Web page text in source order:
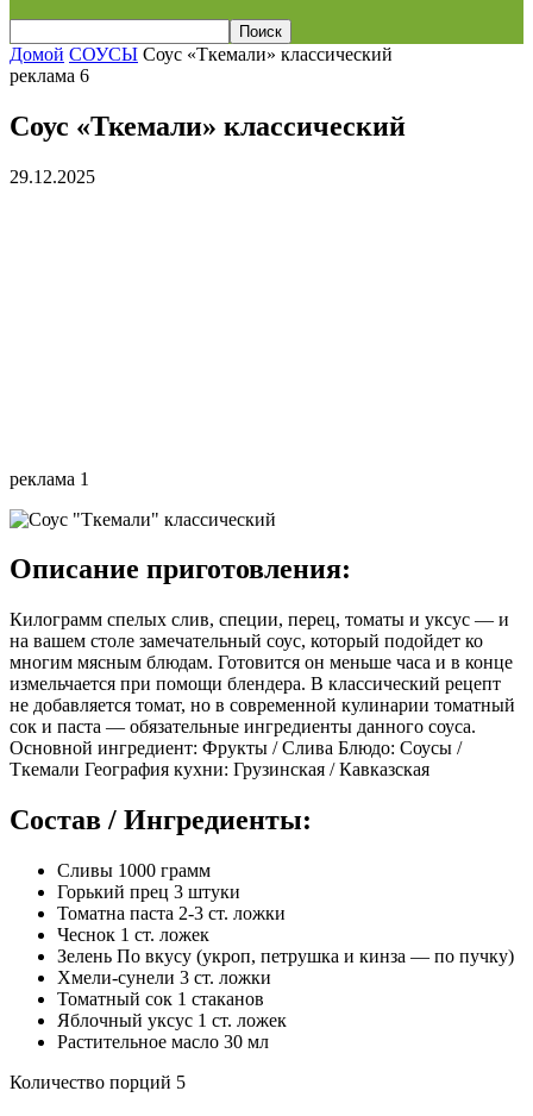
Домой СОУСЫ Соус «Ткемали» классический
реклама 6
Соус «Ткемали» классический
29.12.2025
реклама 1
Описание приготовления:
Килограмм спелых слив, специи, перец, томаты и уксус — и
на вашем столе замечательный соус, который подойдет ко
многим мясным блюдам. Готовится он меньше часа и в конце
измельчается при помощи блендера. В классический рецепт
не добавляется томат, но в современной кулинарии томатный
сок и паста — обязательные ингредиенты данного соуса.
Основной ингредиент: Фрукты / Слива Блюдо: Соусы /
Ткемали География кухни: Грузинская / Кавказская
Состав / Ингредиенты:
Сливы 1000 грамм
Горький прец 3 штуки
Томатна паста 2-3 ст. ложки
Чеснок 1 ст. ложек
Зелень По вкусу (укроп, петрушка и кинза — по пучку)
Хмели-сунели 3 ст. ложки
Томатный сок 1 стаканов
Яблочный уксус 1 ст. ложек
Растительное масло 30 мл
Количество порций 5